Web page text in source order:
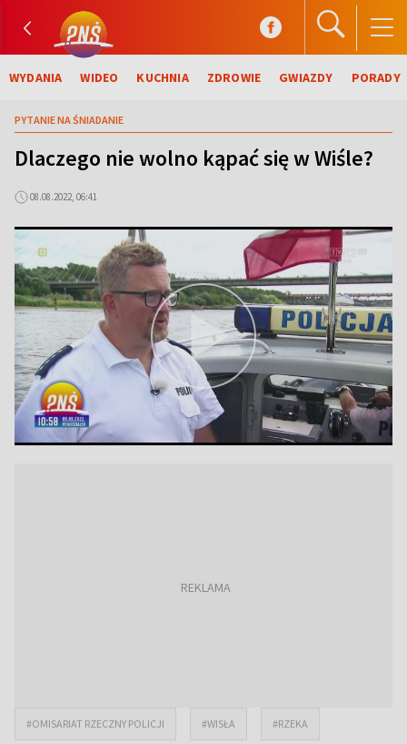
WYDANIA WIDEO KUCHNIA ZDROWIE GWIAZDY PORADY
PYTANIE NA ŚNIADANIE
Dlaczego nie wolno kąpać się w Wiśle?
08.08.2022, 06:41
#OMISARIAT RZECZNY POLICJI #WISŁA #RZEKA